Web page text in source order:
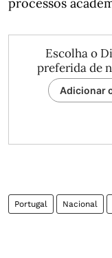
Escolha o
preferida de
Adicionar
Portugal Nacional